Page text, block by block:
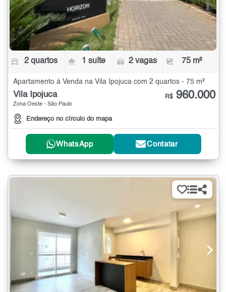
2 quartos 1 suíte 2 vagas 75 m²
Apartamento à Venda na Vila Ipojuca com 2 quartos - 75 m²
Vila Ipojuca
Zona Oeste - São Paulo
Endereço no círculo do mapa
R$ 960.000
WhatsApp Contatar